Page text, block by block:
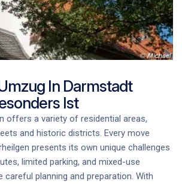
In Darmstadt
Ist
offers a variety of residential areas,
and historic districts. Every move
presents its own unique challenges
limited parking, and mixed-use
careful planning and preparation. With